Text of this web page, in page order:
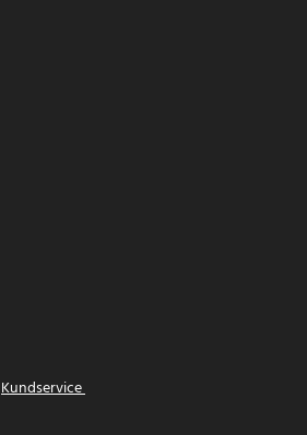
Kundservice